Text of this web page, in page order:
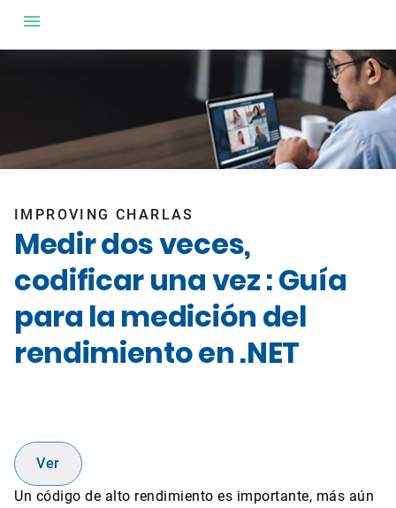
IMPROVING CHARLAS
Medir dos veces,
codificar una vez : Guía
para la medición del
rendimiento en .NET
Ver
Un código de alto rendimiento es importante, más aún